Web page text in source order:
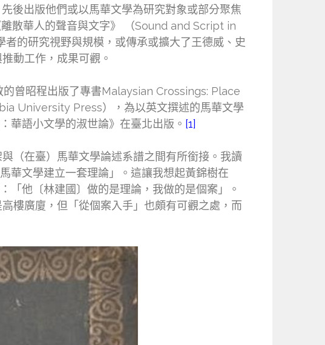
後出版他們或以馬華文學為研究對象或部分聚焦
散華人的聲音與文字》 （Sound and Script in
的研究視野與規模，或傳承或擴大了王德威、史
動工作，成果可觀。
曾昭程出版了專書Malaysian Crossings: Place
University Press），為以英文撰述的馬華文學
華語小文學的淑世論》在臺北出版。 [1]
（在臺）馬華文學論述系譜之間有所銜接。我讀
華文學建立一套理論」。這讓我想起黃錦樹在
「他〔林建國〕做的是理論，我做的是個案」。
樓廣廈，但「從個案入手」也頗有可觀之處，而